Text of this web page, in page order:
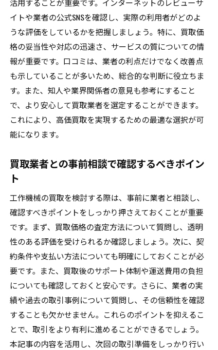
活用することが重要です。インターネットのレビューサ
イトや業者の公式SNSを確認し、実際の利用者がどのよ
うな評価をしているかを把握しましょう。特に、買取価
格の妥当性や対応の迅速さ、サービスの質についての情
報が重要です。口コミは、業者の利点だけでなく改善点
も示していることが多いため、総合的な判断に役立ちま
す。また、知人や業界関係者の意見も参考にすること
で、より安心して買取業者を選定することができます。
これにより、高価買取を実現するための最適な選択が可
能になります。
買取業者との事前相談で確認するべきポイン
ト
工作機械の買取を検討する際は、事前に業者と相談し、
確認すべきポイントをしっかり押さえておくことが重要
です。まず、買取価格の査定方法について質問し、透明
性のある評価を受けられるか確認しましょう。次に、契
約条件や支払い方法についても明確にしておくことが必
要です。また、買取後のサポート体制や運送費用の負担
についても確認しておくと安心です。さらに、業者の実
績や過去の取引事例について質問し、その信頼性を確認
することも欠かせません。これらのポイントを抑えるこ
とで、取引をより有利に進めることができるでしょう。
本記事の内容を活用し、次回の取引準備をしっかり行い